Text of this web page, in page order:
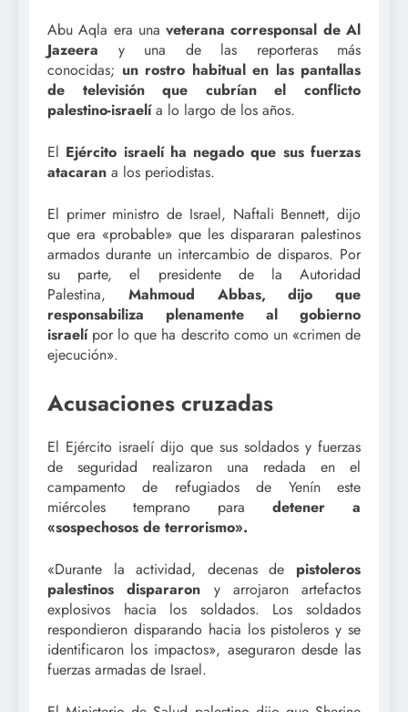
Abu Aqla era unaveteranacorresponsal de Al
Jazeera y una de las reporteras más
conocidas; un rostro habitual en las pantallas
de televisión que cubrían el conflicto
palestino-israelía lo largo de los años.
El Ejército israelí ha negadoque sus fuerzas
atacaran a los periodistas.
El primer ministro de Israel, Naftali Bennett, dijo
que era «probable» que les dispararan palestinos
armados durante un intercambio de disparos. Por
su parte, el presidente de la Autoridad
Palestina, Mahmoud Abbas, dijo que
responsabiliza plenamente al gobierno
israelípor lo que ha descrito como un «crimen de
ejecución».
Acusaciones cruzadas
El Ejército israelí dijo que sus soldados y fuerzas
de seguridad realizaron una redada en el
campamento de refugiados de Yenín este
miércoles temprano para detener a
«sospechosos de terrorismo».
«Durante la actividad, decenas de pistoleros
palestinos dispararon y arrojaron artefactos
explosivos hacia los soldados. Los soldados
respondieron disparando hacia los pistoleros y se
identificaron los impactos», aseguraron desde las
fuerzas armadas de Israel.